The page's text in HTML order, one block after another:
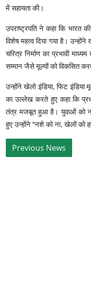
में सहायता की।
उपराष्ट्रपति ने कहा कि भारत
विशेष महत्व दिया गया है।
चरित्र निर्माण का प्रभावी
सम्मान जैसे मूल्यों को विकसित
उन्होंने खेलो इंडिया, फिट
का उल्लेख करते हुए कहा कि
तंत्र मजबूत हुआ है। युवाओं को
हुए उन्होंने “नशे को ना, खेलों को